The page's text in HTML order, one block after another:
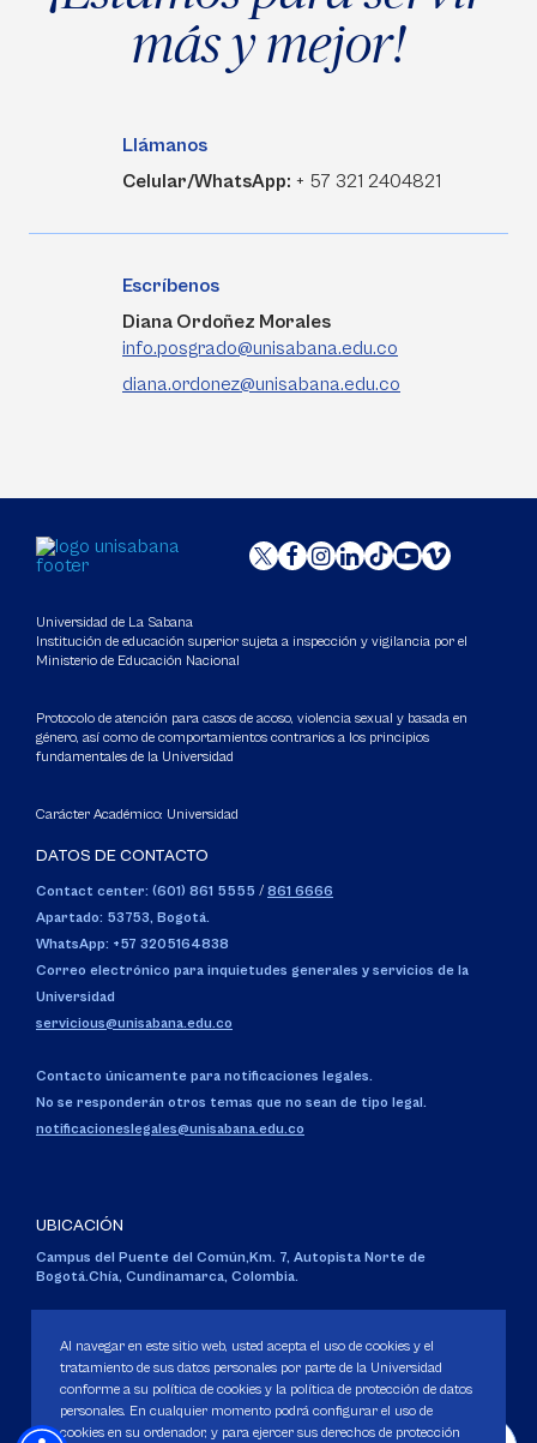
más y mejor!
Llámanos
Celular/WhatsApp: + 57 321 2404821
Escríbenos
Diana Ordoñez Morales
info.posgrado@unisabana.edu.co
diana.ordonez@unisabana.edu.co
Universidad de La Sabana
Institución de educación superior sujeta a inspección y vigilancia por el
Ministerio de Educación Nacional
Protocolo de atención para casos de acoso, violencia sexual y basada en
género, así como de comportamientos contrarios a los principios
fundamentales de la Universidad
Carácter Académico: Universidad
DATOS DE CONTACTO
Contact center: (601) 861 5555 / 861 6666
Apartado: 53753, Bogotá.
WhatsApp: +57 3205164838
Correo electrónico para inquietudes generales y servicios de la
Universidad
servicious@unisabana.edu.co
Contacto únicamente para notificaciones legales.
No se responderán otros temas que no sean de tipo legal.
notificacioneslegales@unisabana.edu.co
UBICACIÓN
Campus del Puente del Común,Km. 7, Autopista Norte de
Bogotá.Chía, Cundinamarca, Colombia.
Personería Jurídica:Resolución 130 del 14 de enero de 1980.
Ministerio de Educación Nacional.
Al navegar en este sitio web, usted acepta el uso de cookies y el
tratamiento de sus datos personales por parte de la Universidad
conforme a su política de cookies y la política de protección de datos
personales. En cualquier momento podrá configurar el uso de
cookies en su ordenador, y para ejercer sus derechos de protección